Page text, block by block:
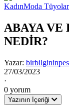
KadınModa
ABAYA VE
NEDİR?
Yazar:
27/03/2023
·
0 yorum
Yazının İçeriği